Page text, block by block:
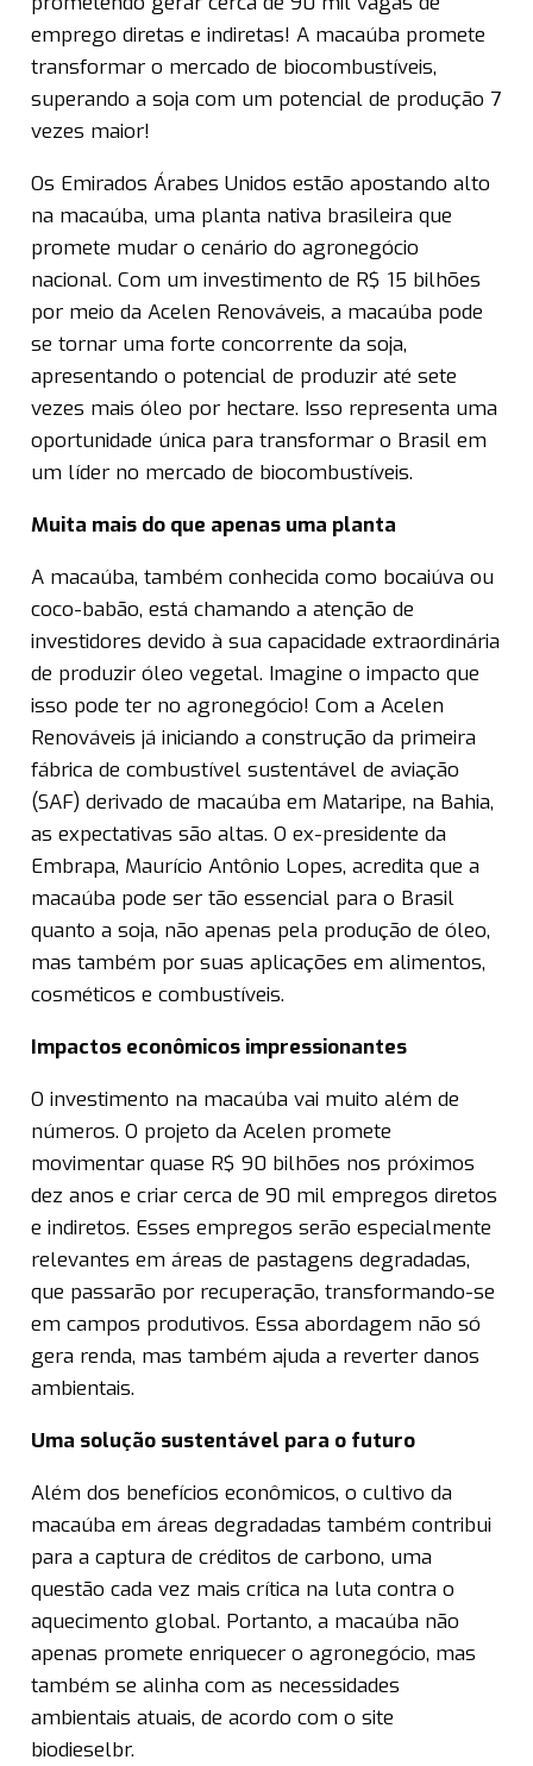
emprego diretas e indiretas! A macaúba promete
transformar o mercado de biocombustíveis,
superando a soja com um potencial de produção 7
vezes maior!
Os Emirados Árabes Unidos estão apostando alto
na macaúba, uma planta nativa brasileira que
promete mudar o cenário do agronegócio
nacional. Com um investimento de R$ 15 bilhões
por meio da Acelen Renováveis, a macaúba pode
se tornar uma forte concorrente da soja,
apresentando o potencial de produzir até sete
vezes mais óleo por hectare. Isso representa uma
oportunidade única para transformar o Brasil em
um líder no mercado de biocombustíveis.
Muita mais do que apenas uma planta
A macaúba, também conhecida como bocaiúva ou
coco-babão, está chamando a atenção de
investidores devido à sua capacidade extraordinária
de produzir óleo vegetal. Imagine o impacto que
isso pode ter no agronegócio! Com a Acelen
Renováveis já iniciando a construção da primeira
fábrica de combustível sustentável de aviação
(SAF) derivado de macaúba em Mataripe, na Bahia,
as expectativas são altas. O ex-presidente da
Embrapa, Maurício Antônio Lopes, acredita que a
macaúba pode ser tão essencial para o Brasil
quanto a soja, não apenas pela produção de óleo,
mas também por suas aplicações em alimentos,
cosméticos e combustíveis.
Impactos econômicos impressionantes
O investimento na macaúba vai muito além de
números. O projeto da Acelen promete
movimentar quase R$ 90 bilhões nos próximos
dez anos e criar cerca de 90 mil empregos diretos
e indiretos. Esses empregos serão especialmente
relevantes em áreas de pastagens degradadas,
que passarão por recuperação, transformando-se
em campos produtivos. Essa abordagem não só
gera renda, mas também ajuda a reverter danos
ambientais.
Uma solução sustentável para o futuro
Além dos benefícios econômicos, o cultivo da
macaúba em áreas degradadas também contribui
para a captura de créditos de carbono, uma
questão cada vez mais crítica na luta contra o
aquecimento global. Portanto, a macaúba não
apenas promete enriquecer o agronegócio, mas
também se alinha com as necessidades
ambientais atuais, de acordo com o site
biodieselbr.